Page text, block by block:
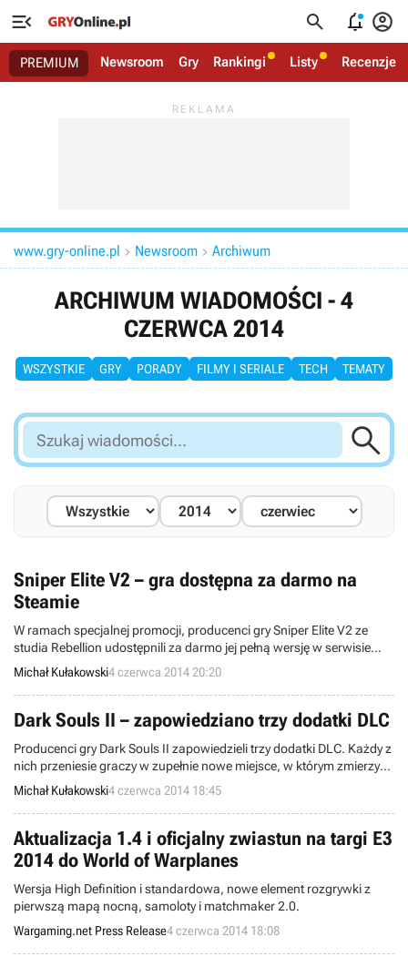
   
PREMIUM Newsroom Gry Rankingi Listy Recenzje
www.gry-online.pl  Newsroom  Archiwum
ARCHIWUM WIADOMOŚCI - 4
CZERWCA 2014
WSZYSTKIE GRY PORADY FILMY I SERIALE TECH TEMATY
Szukaj
wiadomości...

Sniper Elite V2 – gra dostępna za darmo na
Steamie
W ramach specjalnej promocji, producenci gry Sniper Elite V2 ze
studia Rebellion udostępnili za darmo jej pełną wersję w serwisie
Steam. Tytuł ściągniemy bez dodatkowych kosztów do czwartku do
godziny 19.
Michał Kułakowski4 czerwca 2014 20:20
Dark Souls II – zapowiedziano trzy dodatki DLC
Producenci gry Dark Souls II zapowiedzieli trzy dodatki DLC. Każdy z
nich przeniesie graczy w zupełnie nowe miejsce, w którym zmierzyć
będą musieli się z oryginalnymi wyzwaniami i wrogami.
Rozszerzenia ukażą się pod koniec lipca, sierpnia oraz września.
Zakupimy je osobno lub w komplecie.
Michał Kułakowski4 czerwca 2014 18:45
Aktualizacja 1.4 i oficjalny zwiastun na targi E3
2014 do World of Warplanes
Wersja High Definition i standardowa, nowe element rozgrywki z
pierwszą mapą nocną, samoloty i matchmaker 2.0.
Wargaming.net Press Release4 czerwca 2014 18:08